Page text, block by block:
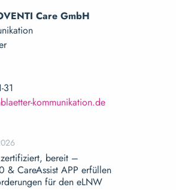
Care GmbH
kommunikation.de
bereit –
& CareAssist APP erfüllen
für den eLNW